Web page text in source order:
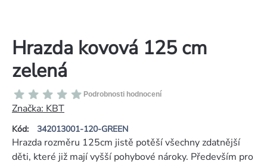
Hrazda kovová 125 cm
zelená
Kód: 342013001-120-GREEN
Průměrné
hodnocení
produktu
je
0,0
Podrobnosti hodnocení
Značka: KBT
Hrazda rozměru 125cm jistě potěší všechny zdatnější
děti, které již mají vyšší pohybové nároky. Především pro